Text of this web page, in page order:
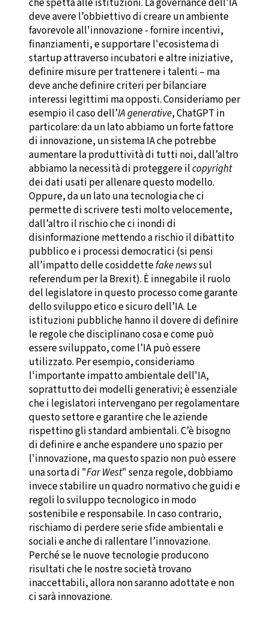
che spetta alle istituzioni. La governance dell’IA
deve avere l’obbiettivo di creare un ambiente
favorevole all'innovazione - fornire incentivi,
finanziamenti, e supportare l'ecosistema di
startup attraverso incubatori e altre iniziative,
definire misure per trattenere i talenti – ma
deve anche definire criteri per bilanciare
interessi legittimi ma opposti. Consideriamo per
esempio il caso dell’IA generative, ChatGPT in
particolare: da un lato abbiamo un forte fattore
di innovazione, un sistema IA che potrebbe
aumentare la produttività di tutti noi, dall’altro
abbiamo la necessità di proteggere ilcopyright
dei dati usati per allenare questo modello.
Oppure, da un lato una tecnologia che ci
permette di scrivere testi molto velocemente,
dall’altro il rischio che ci inondi di
disinformazione mettendo a rischio il dibattito
pubblico e i processi democratici (si pensi
all’impatto delle cosiddettefake newssul
referendum per la Brexit). È innegabile il ruolo
del legislatore in questo processo come garante
dello sviluppo etico e sicuro dell’IA. Le
istituzioni pubbliche hanno il dovere di definire
le regole che disciplinano cosa e come può
essere sviluppato, come l’IA può essere
utilizzato. Per esempio, consideriamo
l'importante impatto ambientale dell'IA,
soprattutto dei modelli generativi; è essenziale
che i legislatori intervengano per regolamentare
questo settore e garantire che le aziende
rispettino gli standard ambientali. C’è bisogno
di definire e anche espandere uno spazio per
l'innovazione, ma questo spazio non può essere
una sorta di "Far West" senza regole, dobbiamo
invece stabilire un quadro normativo che guidi e
regoli lo sviluppo tecnologico in modo
sostenibile e responsabile. In caso contrario,
rischiamo di perdere serie sfide ambientali e
sociali e anche di rallentare l’innovazione.
Perché se le nuove tecnologie producono
risultati che le nostre società trovano
inaccettabili, allora non saranno adottate e non
ci sarà innovazione.